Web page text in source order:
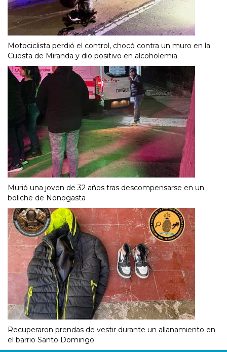
Motociclista perdió el control, chocó contra un muro en la
Cuesta de Miranda y dio positivo en alcoholemia
Murió una joven de 32 años tras descompensarse en un
boliche de Nonogasta
Recuperaron prendas de vestir durante un allanamiento en
el barrio Santo Domingo